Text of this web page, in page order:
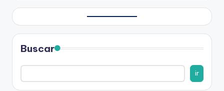
Buscar
ir